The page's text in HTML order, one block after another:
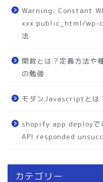
Warning: Constant
xxx public_html/wp-
法
関数とは？定義方法
の勉強
モダンJavascriptとは
shopify app deployで
API responded
カテゴリー